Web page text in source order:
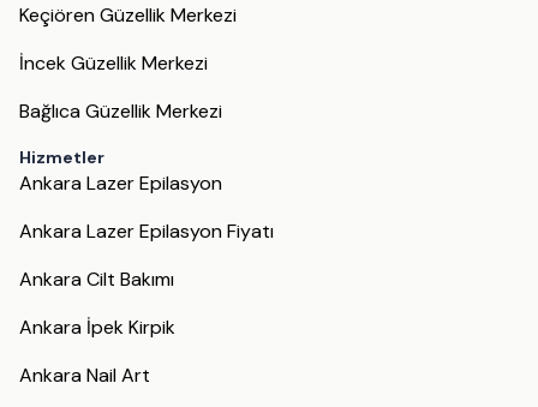
Keçiören Güzellik Merkezi
İncek Güzellik Merkezi
Bağlıca Güzellik Merkezi
Hizmetler
Ankara Lazer Epilasyon
Ankara Lazer Epilasyon Fiyatı
Ankara Cilt Bakımı
Ankara İpek Kirpik
Ankara Nail Art